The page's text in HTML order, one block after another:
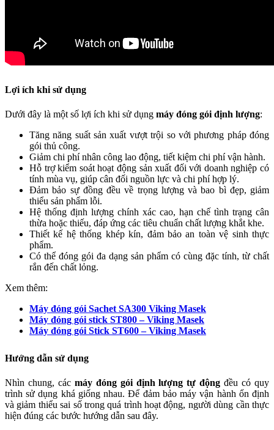
Lợi ích khi sử dụng
Dưới đây là một số lợi ích khi sử dụng máy đóng gói định lượng:
Tăng năng suất sản xuất vượt trội so với phương pháp đóng
gói thủ công.
Giảm chi phí nhân công lao động, tiết kiệm chi phí vận hành.
Hỗ trợ kiểm soát hoạt động sản xuất đối với doanh nghiệp có
tính mùa vụ, giúp cân đối nguồn lực và chi phí hợp lý.
Đảm bảo sự đồng đều về trọng lượng và bao bì đẹp, giảm
thiểu sản phẩm lỗi.
Hệ thống định lượng chính xác cao, hạn chế tình trạng cân
thừa hoặc thiếu, đáp ứng các tiêu chuẩn chất lượng khắt khe.
Thiết kế hệ thống khép kín, đảm bảo an toàn vệ sinh thực
phẩm.
Có thể đóng gói đa dạng sản phẩm có cùng đặc tính, từ chất
rắn đến chất lỏng.
Xem thêm:
Máy đóng gói Sachet SA300 Viking Masek
Máy đóng gói stick ST800 – Viking Masek
Máy đóng gói Stick ST600 – Viking Masek
Hướng dẫn sử dụng
Nhìn chung, các máy đóng gói định lượng tự động đều có quy
trình sử dụng khá giống nhau. Để đảm bảo máy vận hành ổn định
và giảm thiểu sai số trong quá trình hoạt động, người dùng cần thực
hiện đúng các bước hướng dẫn sau đây.